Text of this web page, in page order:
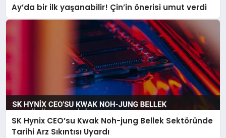
Ay’da bir ilk yaşanabilir! Çin’in önerisi umut verdi
SK Hynix CEO’su Kwak Noh-jung Bellek Sektöründe
Tarihi Arz Sıkıntısı Uyardı